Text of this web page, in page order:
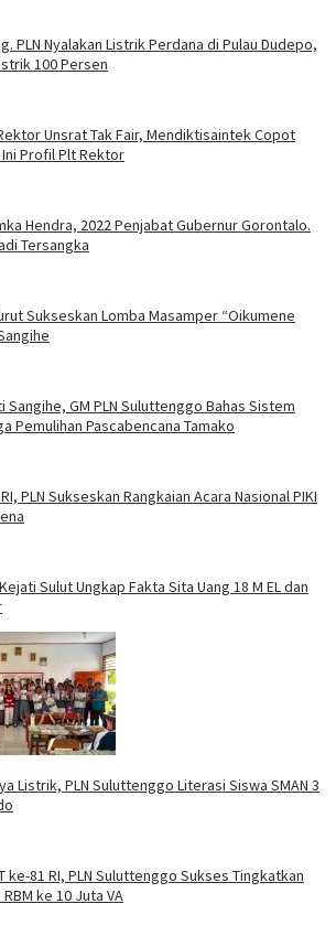
PLN Nyalakan Listrik Perdana di Pulau Dudepo,
100 Persen
Unsrat Tak Fair, Mendiktisaintek Copot
Profil Plt Rektor
Hendra, 2022 Penjabat Gubernur Gorontalo.
Tersangka
Sukseskan Lomba Masamper “Oikumene
Sangihe, GM PLN Suluttenggo Bahas Sistem
Pemulihan Pascabencana Tamako
PLN Sukseskan Rangkaian Acara Nasional PIKI
Sulut Ungkap Fakta Sita Uang 18 M EL dan
Listrik, PLN Suluttenggo Literasi Siswa SMAN 3
ke-81 RI, PLN Suluttenggo Sukses Tingkatkan
ke 10 Juta VA